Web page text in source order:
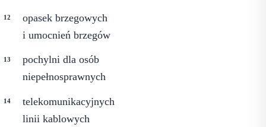
opasek brzegowych
i umocnień brzegów
pochylni dla osób
niepełnosprawnych
telekomunikacyjnych
linii kablowych